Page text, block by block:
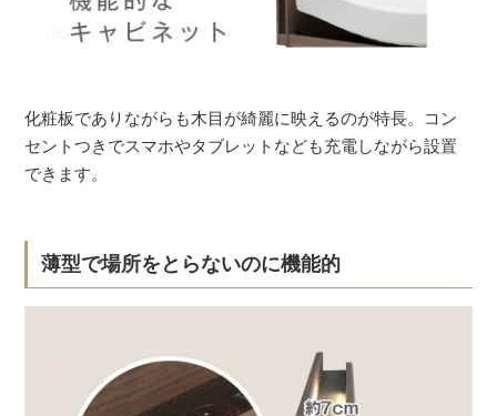
化粧板でありながらも木目が綺麗に映えるのが特長。コン
セントつきでスマホやタブレットなども充電しながら設置
できます。
薄型で場所をとらないのに機能的